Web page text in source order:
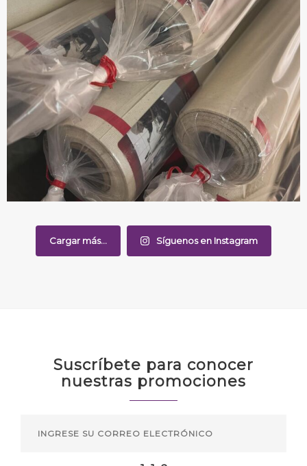
Cargar más... Síguenos en Instagram
Suscríbete para conocer
nuestras promociones